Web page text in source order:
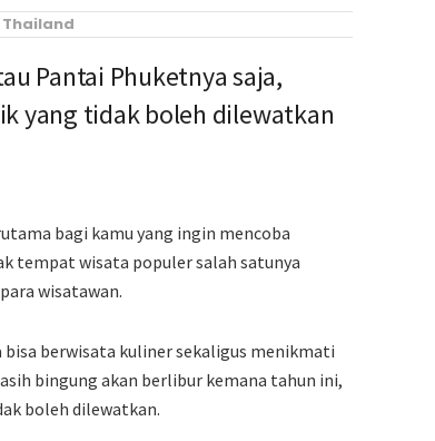
Thailand
Pantai Phuketnya saja,
yang tidak boleh dilewatkan
bagi kamu yang ingin mencoba
tempat wisata populer salah satunya
wisatawan.
bisa berwisata kuliner sekaligus menikmati
bingung akan berlibur kemana tahun ini,
boleh dilewatkan.